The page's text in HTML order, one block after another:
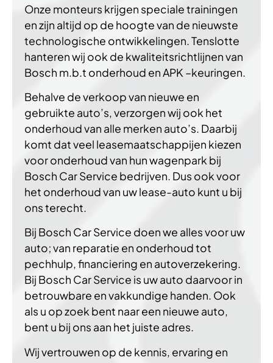
Onze monteurs krijgen speciale trainingen
en zijn altijd op de hoogte van de nieuwste
technologische ontwikkelingen. Tenslotte
hanteren wij ook de kwaliteitsrichtlijnen van
Bosch m.b.t onderhoud en APK –keuringen.
Behalve de verkoop van nieuwe en
gebruikte auto’s, verzorgen wij ook het
onderhoud van alle merken auto’s. Daarbij
komt dat veel leasemaatschappijen kiezen
voor onderhoud van hun wagenpark bij
Bosch Car Service bedrijven. Dus ook voor
het onderhoud van uw lease-auto kunt u bij
ons terecht.
Bij Bosch Car Service doen we alles voor uw
auto; van reparatie en onderhoud tot
pechhulp, financiering en autoverzekering.
Bij Bosch Car Service is uw auto daarvoor in
betrouwbare en vakkundige handen. Ook
als u op zoek bent naar een nieuwe auto,
bent u bij ons aan het juiste adres.
Wij vertrouwen op de kennis, ervaring en